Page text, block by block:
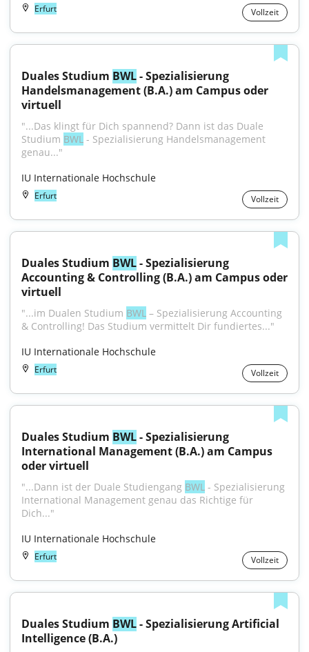
Erfurt Vollzeit
Duales Studium BWL - Spezialisierung
Handelsmanagement (B.A.) am Campus oder
virtuell
"...Das klingt für Dich spannend? Dann ist das Duale
Studium BWL - Spezialisierung Handelsmanagement
genau..."
IU Internationale Hochschule
Erfurt Vollzeit
Duales Studium BWL - Spezialisierung
Accounting & Controlling (B.A.) am Campus oder
virtuell
"...im Dualen Studium BWL – Spezialisierung Accounting
& Controlling! Das Studium vermittelt Dir fundiertes..."
IU Internationale Hochschule
Erfurt Vollzeit
Duales Studium BWL - Spezialisierung
International Management (B.A.) am Campus
oder virtuell
"...Dann ist der Duale Studiengang BWL - Spezialisierung
International Management genau das Richtige für
Dich..."
IU Internationale Hochschule
Erfurt Vollzeit
Duales Studium BWL - Spezialisierung Artificial
Intelligence (B.A.)